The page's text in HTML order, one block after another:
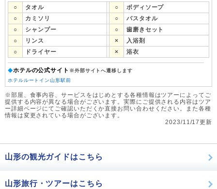
○
タオル ○
ボディソープ
○
カミソリ ○
バスタオル
○
シャンプー ○
歯磨きセット
○
リンス ×
入浴剤
○
ドライヤー × 浴衣
◆ホテルの公式サイト ※外部サイトへ遷移します
ホテルルートイン山形駅前
※部屋、食事内容、サービスをはじめとする各種情報はツアーによってご
提供する内容が異なる場合がございます。実際にご提供される内容はツア
ー詳細ページにてご確認いただくか直接お問い合わせください。また各種
情報は変更されている場合がございます。
2023/11/17更新
山形の観光ガイドはこちら
山形旅行・ツアーはこちら